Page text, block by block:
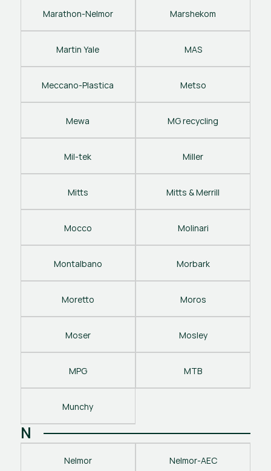
Marathon-Nelmor Marshekom
Martin Yale MAS
Meccano-Plastica Metso
Mewa MG recycling
Mil-tek Miller
Mitts Mitts & Merrill
Mocco Molinari
Montalbano Morbark
Moretto Moros
Moser Mosley
MPG MTB
Munchy
N
Nelmor Nelmor-AEC